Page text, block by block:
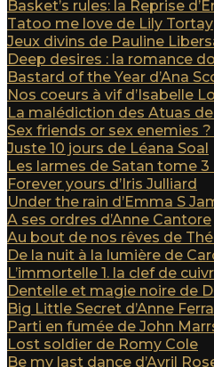
Basket’s rules: la Reprise
Tatoo me love de Lily Tortay
Jeux divins de Pauline
Deep desires : la romance
Bastard of the Year d’Ana
Nos coeurs à vif d’Isabelle
La malédiction des Atuas de
Sex friends or sex enemies ?
Juste 10 jours de Léana Soal
Les larmes de Satan tome 3
Forever yours d’Iris Julliard
Under the rain d’Emma S
A ses ordres d’Anne Cantore
Au bout de nos rêves de
De la nuit à la lumière de
L’immortelle 1. la clef de
Dentelle et magie noire de
Big Little Secret d’Anne Ferra
Parti en fumée de John
Lost soldier de Romy Cole
Be my last dance d’Avril